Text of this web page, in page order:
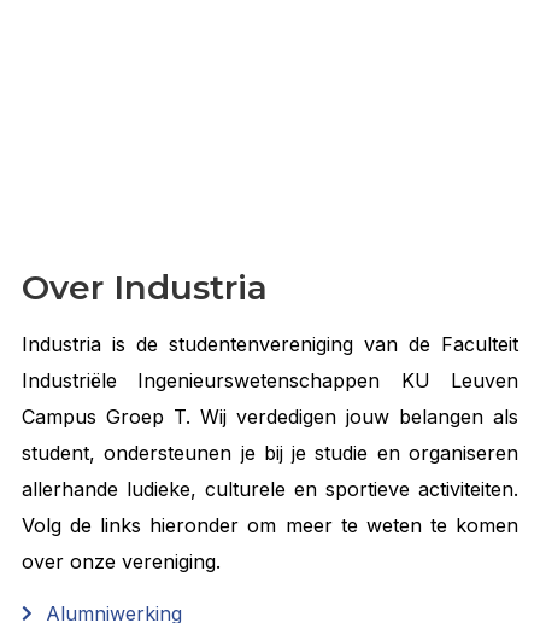
Over Industria
Industria is de studentenvereniging van de Faculteit
Industriële Ingenieurswetenschappen KU Leuven
Campus Groep T. Wij verdedigen jouw belangen als
student, ondersteunen je bij je studie en organiseren
allerhande ludieke, culturele en sportieve activiteiten.
Volg de links hieronder om meer te weten te komen
over onze vereniging.
Alumniwerking